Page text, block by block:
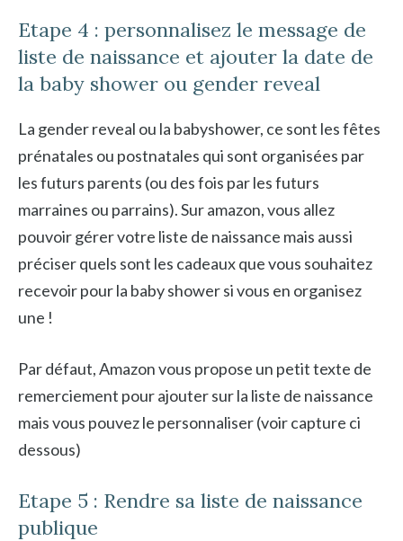
Etape 4 : personnalisez le message de
liste de naissance et ajouter la date de
la baby shower ou gender reveal
La gender reveal ou la babyshower, ce sont les fêtes
prénatales ou postnatales qui sont organisées par
les futurs parents (ou des fois par les futurs
marraines ou parrains). Sur amazon, vous allez
pouvoir gérer votre liste de naissance mais aussi
préciser quels sont les cadeaux que vous souhaitez
recevoir pour la baby shower si vous en organisez
une !
Par défaut, Amazon vous propose un petit texte de
remerciement pour ajouter sur la liste de naissance
mais vous pouvez le personnaliser (voir capture ci
dessous)
Etape 5 : Rendre sa liste de naissance
publique